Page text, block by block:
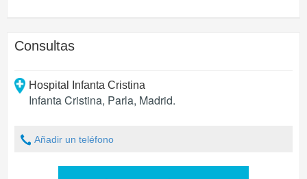
Consultas
Hospital Infanta Cristina
Infanta Cristina, Parla, Madrid.
Añadir un teléfono